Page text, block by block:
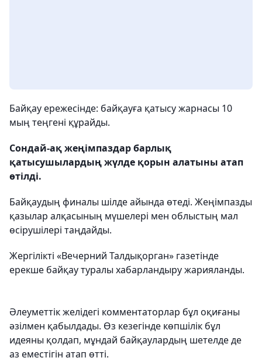
Байқау ережесінде: байқауға қатысу жарнасы 10
мың теңгені құрайды.
Сондай-ақ жеңімпаздар барлық
қатысушылардың жүлде қорын алатыны атап
өтілді.
Байқаудың финалы шілде айында өтеді. Жеңімпазды
қазылар алқасының мүшелері мен облыстың мал
өсірушілері таңдайды.
Жергілікті «Вечерний Талдықорган» газетінде
ерекше байқау туралы хабарландыру жарияланды.
Әлеуметтік желідегі комментаторлар бұл оқиғаны
әзілмен қабылдады. Өз кезегінде көпшілік бұл
идеяны қолдап, мұндай байқаулардың шетелде де
аз еместігін атап өтті.